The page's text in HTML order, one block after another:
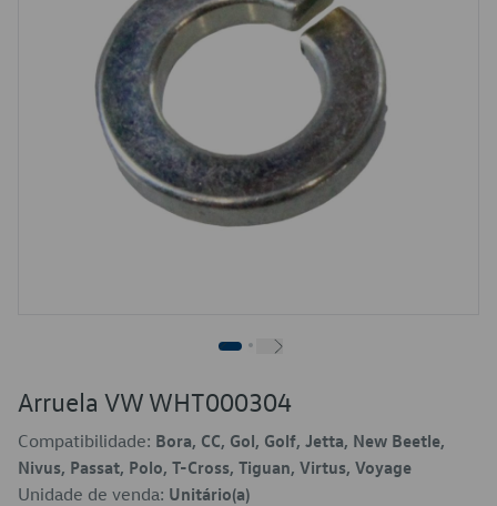
Arruela VW WHT000304
Compatibilidade: Bora, CC, Gol, Golf, Jetta, New Beetle,
Nivus, Passat, Polo, T-Cross, Tiguan, Virtus, Voyage
Unidade de venda: Unitário(a)